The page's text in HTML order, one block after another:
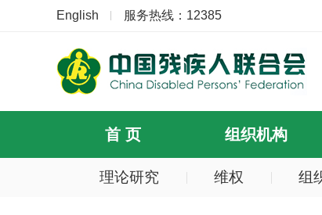
English 服务热线：12385
首 页 组织机构
理论研究 维权 组